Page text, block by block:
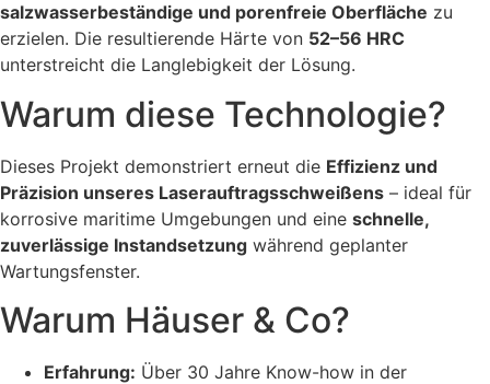
salzwasserbeständige und porenfreie Oberfläche zu
erzielen. Die resultierende Härte von 52–56 HRC
unterstreicht die Langlebigkeit der Lösung.
Warum diese Technologie?
Dieses Projekt demonstriert erneut die Effizienz und
Präzision unseres Laserauftragsschweißens – ideal für
korrosive maritime Umgebungen und eine schnelle,
zuverlässige Instandsetzung während geplanter
Wartungsfenster.
Warum Häuser & Co?
Erfahrung: Über 30 Jahre Know-how in der